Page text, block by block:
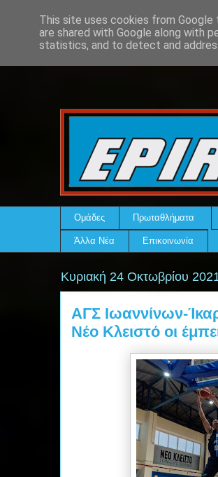
Ομάδες Πρωταθλήματα
Άλλα Νέα Επικοινωνία
Κυριακή 24 Οκτωβρίου
ΑΓΣ Ιωαννίνων-
Νέο Κλειστό οι
This site uses cookies from
are shared with Google along with
statistics, and to detect and